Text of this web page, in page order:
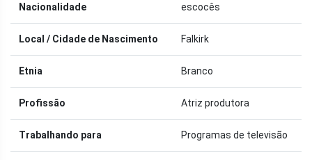
Nacionalidade escocês
Local / Cidade de Nascimento Falkirk
Etnia Branco
Profissão Atriz produtora
Trabalhando para Programas de televisão